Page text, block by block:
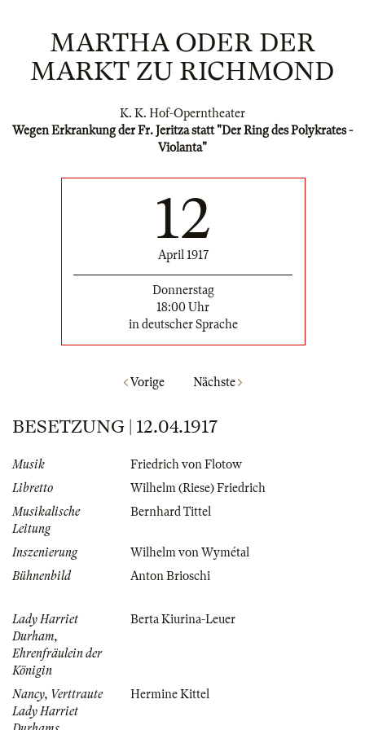
MARTHA ODER DER
MARKT ZU RICHMOND
K. K. Hof-Operntheater
Wegen Erkrankung der Fr. Jeritza statt "Der Ring des Polykrates -
Violanta"
12
April 1917
Donnerstag
18:00 Uhr
in deutscher Sprache
Vorige Nächste
BESETZUNG | 12.04.1917
Musik
Friedrich von Flotow
Libretto
Wilhelm (Riese) Friedrich
Musikalische
Leitung
Bernhard Tittel
Inszenierung
Wilhelm von Wymétal
Bühnenbild
Anton Brioschi
Lady Harriet
Durham,
Ehrenfräulein der
Königin
Berta Kiurina-Leuer
Nancy, Verttraute
Lady Harriet
Hermine Kittel